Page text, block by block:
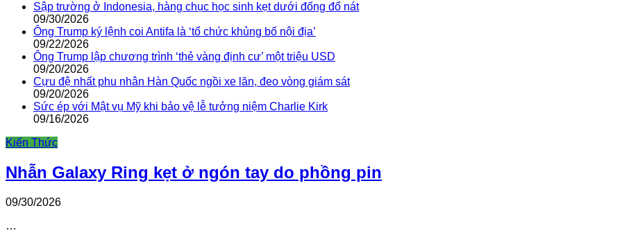
Sập trường ở Indonesia, hàng chục học sinh kẹt dưới đống đổ nát
09/30/2026
Ông Trump ký lệnh coi Antifa là ‘tổ chức khủng bố nội địa’
09/22/2026
Ông Trump lập chương trình ‘thẻ vàng định cư’ một triệu USD
09/20/2026
Cựu đệ nhất phu nhân Hàn Quốc ngồi xe lăn, đeo vòng giám sát
09/20/2026
Sức ép với Mật vụ Mỹ khi bảo vệ lễ tưởng niệm Charlie Kirk
09/16/2026
Kiến Thức
Nhẫn Galaxy Ring kẹt ở ngón tay do phồng pin
09/30/2026
…